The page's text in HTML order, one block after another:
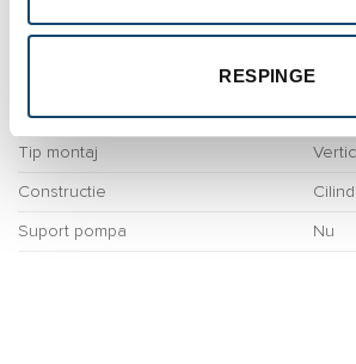
RESPINGE
Diametru 500
1030
Racord 1 1/4″
Tip montaj
Constructie
Suport pompa Nu